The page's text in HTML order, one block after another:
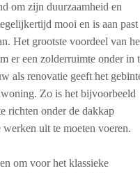
om zijn duurzaamheid en
mooi en is aan past
Het grootste voordeel van
er een zolderruimte onder in
als renovatie geeft het
Zo is het bijvoorbeeld
richten onder de dakkap
uit te moeten voeren.
om voor het klassieke